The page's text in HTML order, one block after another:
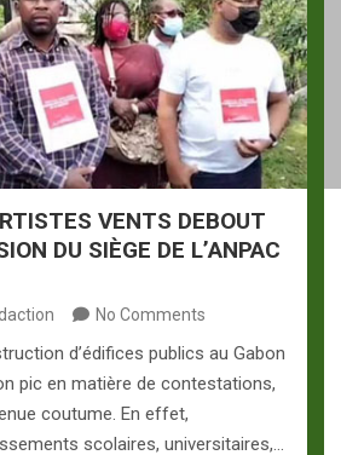
VENTS DEBOUT
DU SIÈGE DE L’ANPAC
No Comments
d’édifices publics au Gabon
pic en matière de contestations,
coutume. En effet,
scolaires, universitaires,…